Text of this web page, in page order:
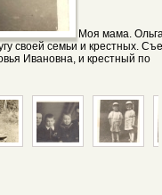
Моя мама.
своей семьи и крестных.
Ивановна, и крестный по